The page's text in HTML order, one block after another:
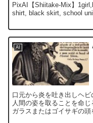
PixAI【Shiitake-Mix】
shirt, black skirt, school
AI
口元から炎を吐き出しヘ
人間の姿を取ることを命
ガラスまたはゴイサギの頭